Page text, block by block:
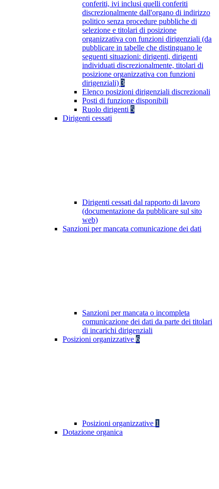
conferiti, ivi inclusi quelli conferiti
discrezionalmente dall'organo di indirizzo
politico senza procedure pubbliche di
selezione e titolari di posizione
organizzativa con funzioni dirigenziali (da
pubblicare in tabelle che distinguano le
seguenti situazioni: dirigenti, dirigenti
individuati discrezionalmente, titolari di
posizione organizzativa con funzioni
dirigenziali) 3
Elenco posizioni dirigenziali discrezionali
Posti di funzione disponibili
Ruolo dirigenti 5
Dirigenti cessati
Dirigenti cessati dal rapporto di lavoro
(documentazione da pubblicare sul sito
web)
Sanzioni per mancata comunicazione dei dati
Sanzioni per mancata o incompleta
comunicazione dei dati da parte dei titolari
di incarichi dirigenziali
Posizioni organizzative 6
Posizioni organizzative 1
Dotazione organica